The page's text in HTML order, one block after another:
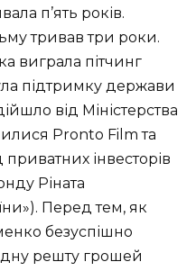
п’ять років.
тривав три роки.
виграла пітчинг
підтримку держави
від Міністерства
Pronto Film та
приватних інвесторів
Ріната
Перед тем, як
безуспішно
решту грошей